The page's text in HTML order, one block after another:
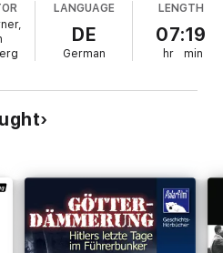
von Ulrich Lampen macht es
Konfrontation der NS-Führung
Echtzeit zu erleben. Ein Zeugnis
LANGUAGE
DE
German
LENGTH
07:19
hr min